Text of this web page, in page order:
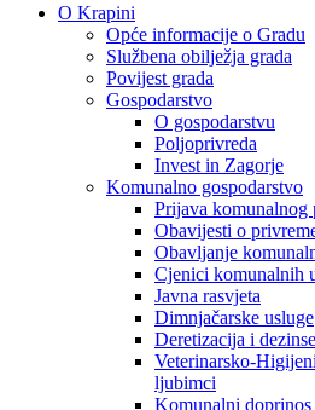
O Krapini
Opće informacije o Gradu
Službena obilježja grada
Povijest grada
Gospodarstvo
O gospodarstvu
Poljoprivreda
Invest in Zagorje
Komunalno gospodarstvo
Prijava komunalnog
Obavijesti o
Obavljanje
Cjenici komunalnih
Javna rasvjeta
Dimnjačarske usluge
Deretizacija i
Veterinarsko-
ljubimci
Komunalni doprinos